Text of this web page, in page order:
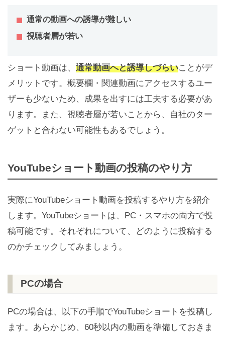
通常の動画への誘導が難しい
視聴者層が若い
ショート動画は、 通常動画へと誘導しづらいことがデ
メリットです。概要欄・関連動画にアクセスするユー
ザーも少ないため、成果を出すには工夫する必要があ
ります。また、視聴者層が若いことから、自社のター
ゲットと合わない可能性もあるでしょう。
YouTubeショート動画の投稿のやり方
実際にYouTubeショート動画を投稿するやり方を紹介
します。YouTubeショートは、PC・スマホの両方で投
稿可能です。それぞれについて、どのように投稿する
のかチェックしてみましょう。
PCの場合
PCの場合は、以下の手順でYouTubeショートを投稿し
ます。あらかじめ、60秒以内の動画を準備しておきま